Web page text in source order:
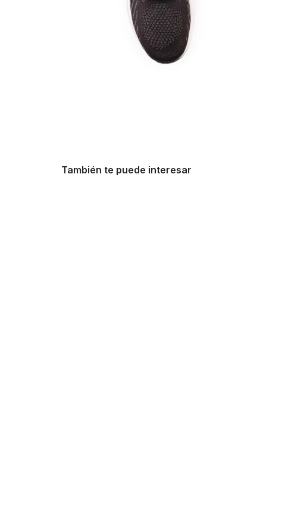
También te puede interesar